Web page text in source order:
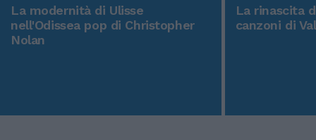
La modernità di Ulisse
nell'Odissea pop di Christopher
Nolan
La rinascita
canzoni di